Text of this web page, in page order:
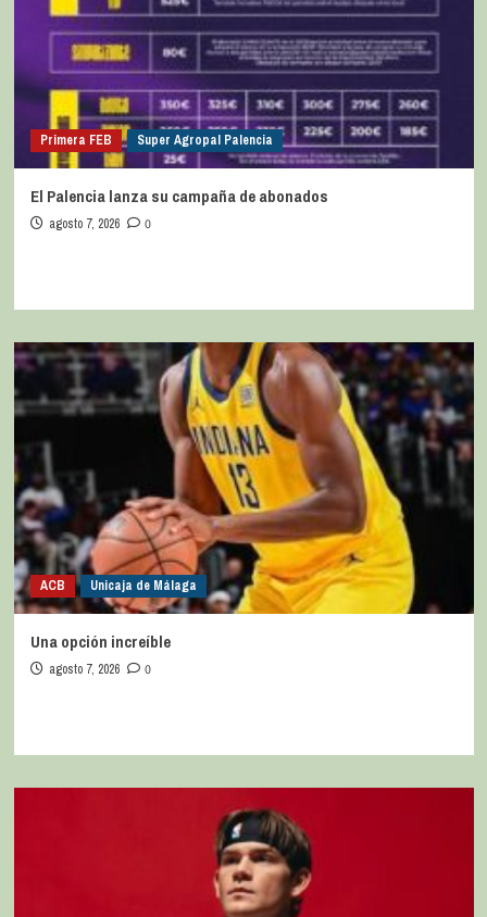
Primera FEB Super Agropal Palencia
El Palencia lanza su campaña de abonados
agosto 7, 2026 0
ACB Unicaja de Málaga
Una opción increíble
agosto 7, 2026 0